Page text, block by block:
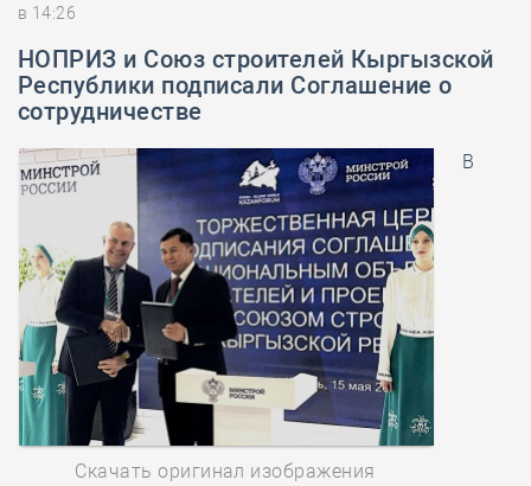
в 14:26
НОПРИЗ и Союз строителей Кыргызской
Республики подписали Соглашение о
сотрудничестве
Скачать оригинал изображения
В